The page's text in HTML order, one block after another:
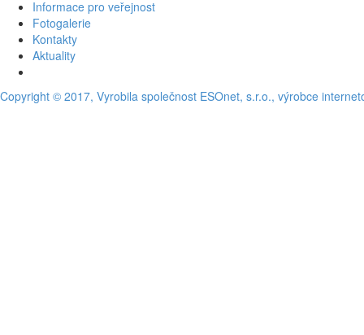
Informace pro veřejnost
Fotogalerie
Kontakty
Aktuality
Copyright © 2017, Vyrobila společnost ESOnet, s.r.o., výrobce